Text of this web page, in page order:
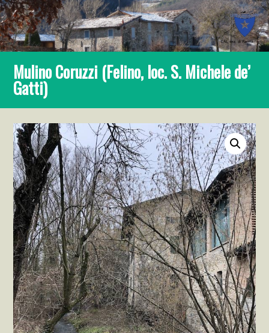
Mulino Coruzzi (Felino, loc. S. Michele de’
Gatti)